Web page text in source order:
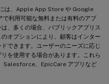
は、Apple App Store や Google
利用可能な無料または有料のアプ
、多くの場合、パブリックアプリス
オプションにより、顧客はインター
できます。ユーザーのニーズに応じ
を使用する場合があります。これら
Salesforce、EpicCare アプリなど